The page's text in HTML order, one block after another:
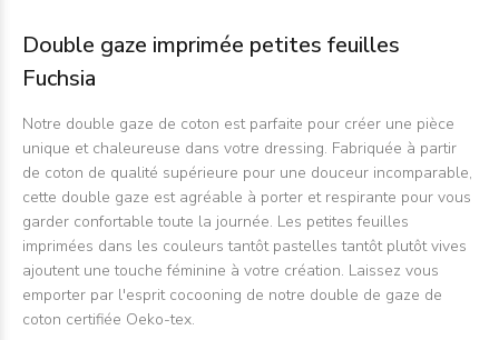
Double gaze imprimée petites feuilles
Fuchsia
Notre double gaze de coton est parfaite pour créer une pièce
unique et chaleureuse dans votre dressing. Fabriquée à partir
de coton de qualité supérieure pour une douceur incomparable,
cette double gaze est agréable à porter et respirante pour vous
garder confortable toute la journée. Les petites feuilles
imprimées dans les couleurs tantôt pastelles tantôt plutôt vives
ajoutent une touche féminine à votre création. Laissez vous
emporter par l'esprit cocooning de notre double de gaze de
coton certifiée Oeko-tex.